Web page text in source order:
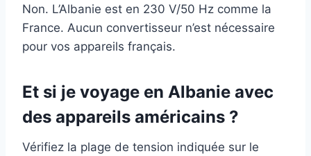
Non. L’Albanie est en 230 V/50 Hz comme la
France. Aucun convertisseur n’est nécessaire
pour vos appareils français.
Et si je voyage en Albanie avec
des appareils américains ?
Vérifiez la plage de tension indiquée sur le